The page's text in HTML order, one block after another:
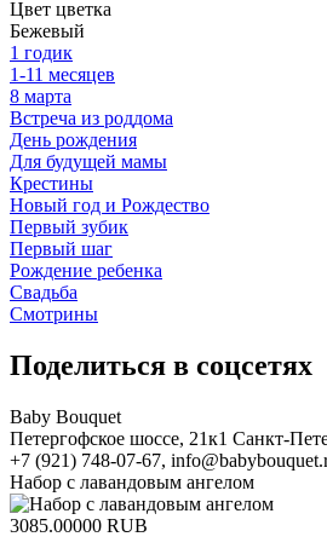
Цвет цветка
Бежевый
1 годик
1-11 месяцев
8 марта
Встреча из роддома
День рождения
Для будущей мамы
Крестины
Новый год и Рождество
Первый зубик
Первый шаг
Рождение ребенка
Свадьба
Смотрины
Поделиться в соцсетях
Baby Bouquet
Петергофское шоссе, 21к1 Санкт-
+7 (921) 748-07-67,
Набор с лавандовым ангелом
3085.00000 RUB